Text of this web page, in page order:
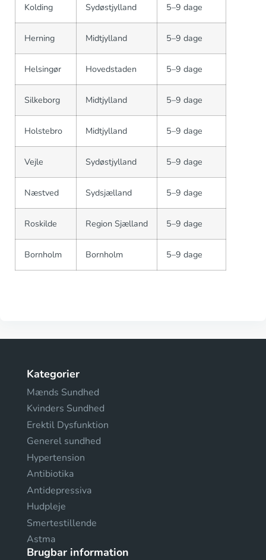
Kolding Sydøstjylland 5–9 dage
Herning Midtjylland 5–9 dage
Helsingør Hovedstaden 5–9 dage
Silkeborg Midtjylland 5–9 dage
Holstebro Midtjylland 5–9 dage
Vejle Sydøstjylland 5–9 dage
Næstved Sydsjælland 5–9 dage
Roskilde Region Sjælland 5–9 dage
Bornholm Bornholm 5–9 dage
Kategorier
Mænds Sundhed
Kvinders Sundhed
Erektil Dysfunktion
Generel sundhed
Hypertension
Antibiotika
Antidepressiva
Hudpleje
Smertestillende
Astma
Brugbar information